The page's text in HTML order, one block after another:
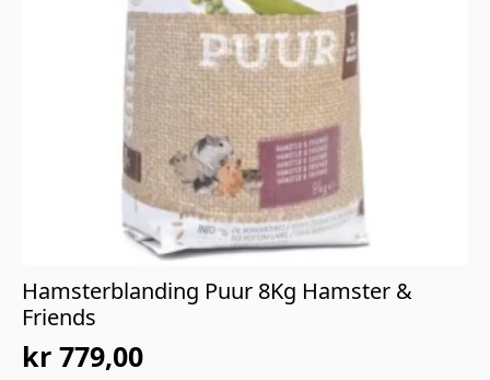
Hamsterblanding Puur 8Kg Hamster &
Friends
kr 779,00